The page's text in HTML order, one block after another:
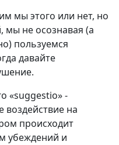
мы этого или нет, но
мы не осознавая (а
пользуемся
давайте
«suggestio» -
воздействие на
происходит
убеждений и